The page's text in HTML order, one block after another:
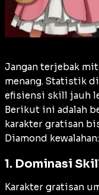
Jangan terjebak
menang. Statistik
efisiensi skill jauh
Berikut ini adalah
karakter gratisan
Diamond kewalahan:
1. Dominasi
Karakter gratisan